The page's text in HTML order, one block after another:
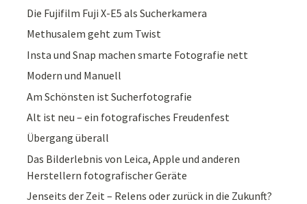
Die Fujifilm Fuji X-E5 als Sucherkamera
Methusalem geht zum Twist
Insta und Snap machen smarte Fotografie nett
Modern und Manuell
Am Schönsten ist Sucherfotografie
Alt ist neu – ein fotografisches Freudenfest
Übergang überall
Das Bilderlebnis von Leica, Apple und anderen
Herstellern fotografischer Geräte
Jenseits der Zeit – Relens oder zurück in die Zukunft?